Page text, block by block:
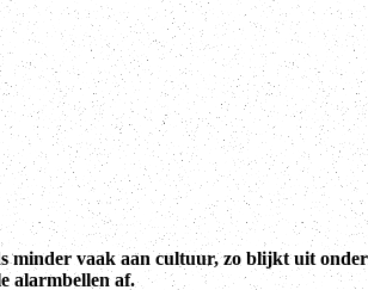
minder vaak aan cultuur, zo blijkt uit
alarmbellen af.